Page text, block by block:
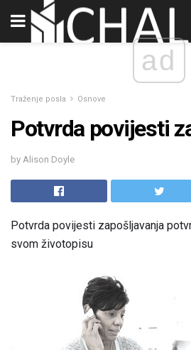
ad
Traženje posla Osnove
Potvrda povijesti
by Alison Doyle
Potvrda povijesti zapošljavanja
svom životopisu